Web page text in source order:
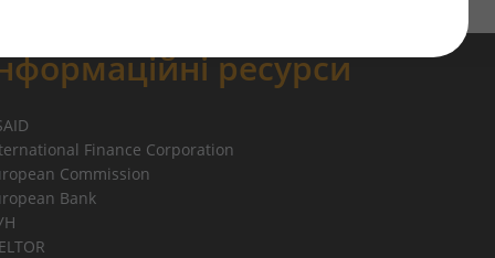
ресурси
Finance Corporation
Commission
Bank